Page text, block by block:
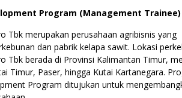
Program (Management Trainee)
Tbk merupakan perusahaan agribisnis yang
dan pabrik kelapa sawit. Lokasi
Tbk berada di Provinsi Kalimantan Timur,
Timur, Paser, hingga Kutai Kartanegara.
Program ditujukan untuk